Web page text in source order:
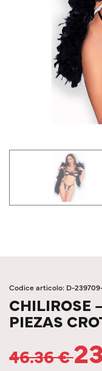
Codice articolo: D-
CHILIROSE
PIEZAS
46.36€